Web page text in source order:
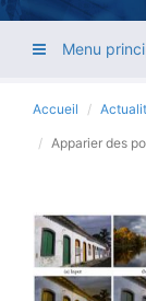
Menu
Accueil
Apparier des